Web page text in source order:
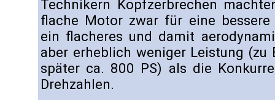
Technikern Kopfzerbrechen
flache Motor zwar für eine bessere
ein flacheres und damit
aber erheblich weniger Leistung (zu
später ca. 800 PS) als die
Drehzahlen.